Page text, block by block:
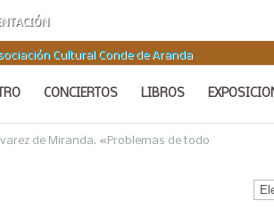
CONCIERTOS LIBROS
de Miranda. «Problemas de todo
de